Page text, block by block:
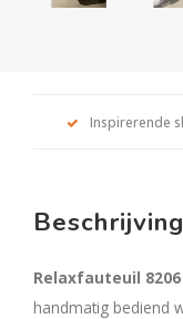
Inspirerende
Beschrijving
Relaxfauteuil 8206
handmatig bediend